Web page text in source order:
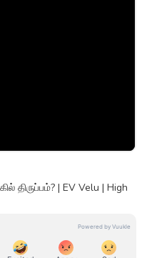
திருப்பம்? | EV Velu | High